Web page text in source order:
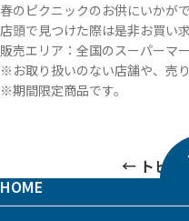
春のピクニックのお供にいかが
店頭で見つけた際は是非お買い
販売エリア：全国のスーパーマ
※お取り扱いのない店舗や、売
※期間限定商品です。
トピ
HOME